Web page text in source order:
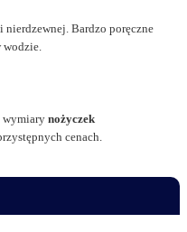
Bardzo poręczne
wymiary nożyczek
cenach.